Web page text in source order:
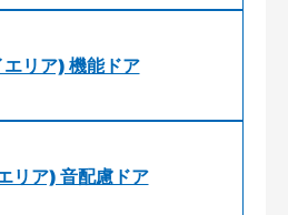
リア) 機能ドア
リア) 音配慮ドア